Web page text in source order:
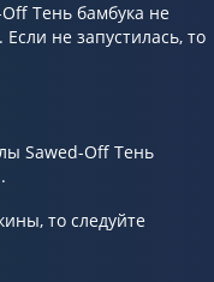
Тень бамбука не
не запустилась, то
Sawed-Off Тень
то следуйте